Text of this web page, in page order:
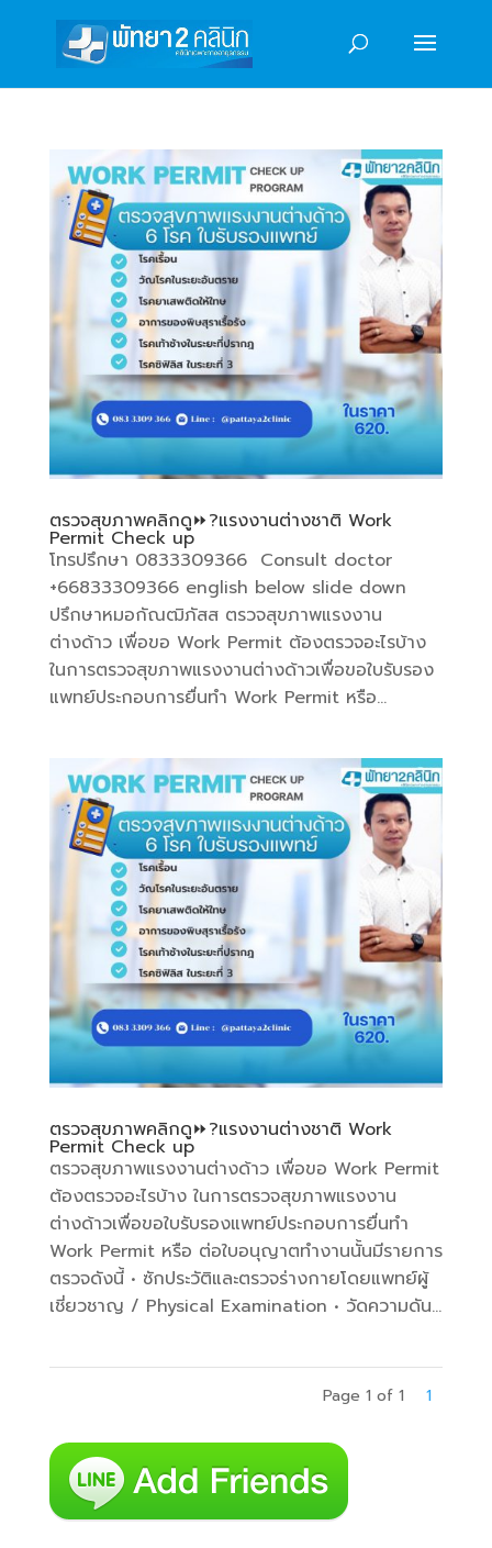
ตรวจสุขภาพคลิกดู⏩️?แรงงานต่างชาติ Work
Permit Check up
โทรปรึกษา 0833309366 Consult doctor
+66833309366 english below slide down
ปรึกษาหมอกัณฒิภัสส ตรวจสุขภาพแรงงาน
ต่างด้าว เพื่อขอ Work Permit ต้องตรวจอะไรบ้าง
ในการตรวจสุขภาพแรงงานต่างด้าวเพื่อขอใบรับรอง
แพทย์ประกอบการยื่นทำ Work Permit หรือ...
ตรวจสุขภาพคลิกดู⏩️?แรงงานต่างชาติ Work
Permit Check up
ตรวจสุขภาพแรงงานต่างด้าว เพื่อขอ Work Permit
ต้องตรวจอะไรบ้าง ในการตรวจสุขภาพแรงงาน
ต่างด้าวเพื่อขอใบรับรองแพทย์ประกอบการยื่นทำ
Work Permit หรือ ต่อใบอนุญาตทำงานนั้นมีรายการ
ตรวจดังนี้ • ซักประวัติและตรวจร่างกายโดยแพทย์ผู้
เชี่ยวชาญ / Physical Examination • วัดความดัน...
Page 1 of 1 1